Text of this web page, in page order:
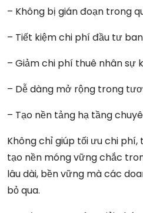
– Không bị gián đoạn trong
– Tiết kiệm chi phí đầu tư
– Giảm chi phí thuê nhân sự
– Dễ dàng mở rộng trong
– Tạo nền tảng hạ tầng
Không chỉ giúp tối ưu chi
tạo nền móng vững chắc
lâu dài, bền vững mà các
bỏ qua.